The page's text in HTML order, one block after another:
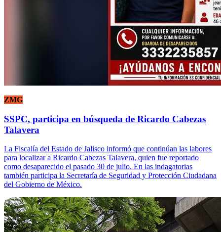
ZMG
SSPC, participa en búsqueda de Ricardo Cabezas
Talavera
La Fiscalía del Estado de Jalisco informó que continúan las labores
para localizar a Ricardo Cabezas Talavera, quien fue reportado
como desaparecido el pasado 30 de julio. En las indagatorias
también participa la Secretaría de Seguridad y Protección Ciudadana
del Gobierno de México.